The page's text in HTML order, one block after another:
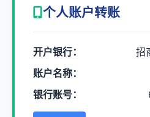
个人账户转账
开户银行：
招
账户名称：
银行账号：